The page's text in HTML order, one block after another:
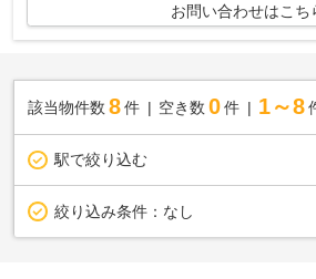
お問い合わせはこち
該当物件数 8件 空き数 0 件 1～8
駅で絞り込む
絞り込み条件： なし